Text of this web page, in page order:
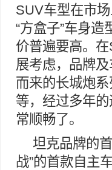
SUV车型在市
“方盒子”车身
价普遍要高。
展考虑，品牌
而来的长城炮
等，经过多年
常顺畅了。
坦克品牌的
战”的首款自主